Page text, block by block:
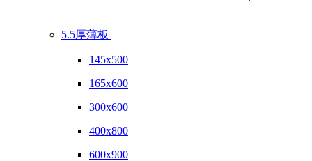
5.5厚薄板
145x500
165x600
300x600
400x800
600x900